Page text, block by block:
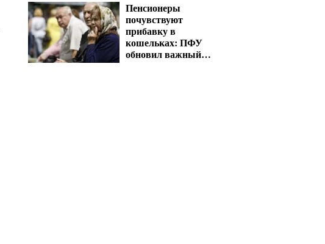
Пенсионеры
почувствуют
прибавку в
кошельках: ПФУ
обновил важный